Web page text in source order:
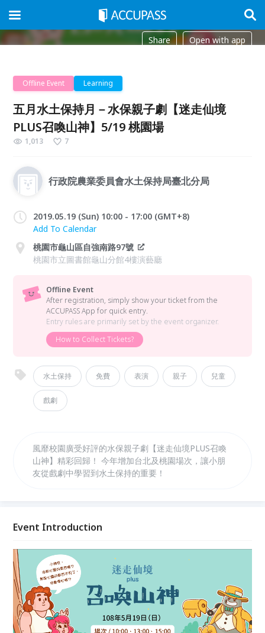
Share Open with app
Offline Event Learning
五月水土保持月－水保親子劇【迷走仙境
PLUS召喚山神】5/19 桃園場
1,013 7
行政院農業委員會水土保持局臺北分局
2019.05.19 (Sun) 10:00 - 17:00 (GMT+8)
Add To Calendar
桃園市龜山區自強南路97號
桃園市立圖書館龜山分館4樓演藝廳
Offline Event
After registration, simply show your ticket from the
ACCUPASS App for quick entry.
Entry rules are primarily set by the event organizer.
How to Collect Tickets?
水土保持 免費 表演 親子 兒童
戲劇
風靡校園廣受好評的水保親子劇【迷走仙境PLUS召喚
山神】精彩回歸！ 今年增加台北及桃園場次，讓小朋
友從戲劇中學習到水土保持的重要！
Event Introduction